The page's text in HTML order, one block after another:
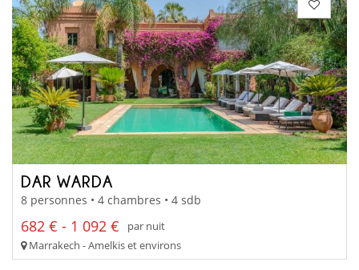
DAR WARDA
8 personnes • 4 chambres • 4 sdb
682 € - 1 092 €
par nuit
Marrakech - Amelkis et environs